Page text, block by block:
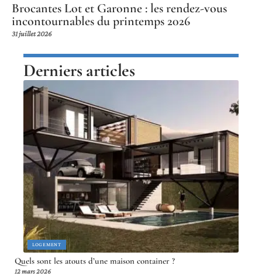
Brocantes Lot et Garonne : les rendez-vous
incontournables du printemps 2026
31 juillet 2026
Derniers articles
LOGEMENT
Quels sont les atouts d’une maison container ?
12 mars 2026